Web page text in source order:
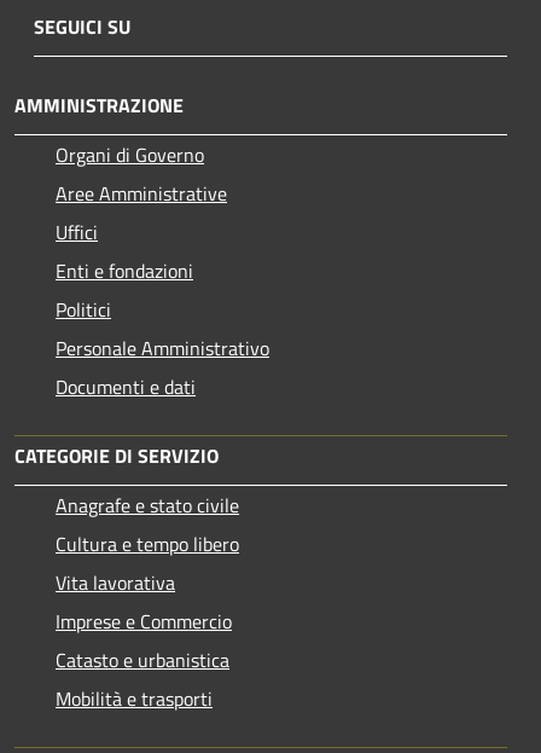
SEGUICI SU
AMMINISTRAZIONE
Organi di Governo
Aree Amministrative
Uffici
Enti e fondazioni
Politici
Personale Amministrativo
Documenti e dati
CATEGORIE DI SERVIZIO
Anagrafe e stato civile
Cultura e tempo libero
Vita lavorativa
Imprese e Commercio
Catasto e urbanistica
Mobilità e trasporti